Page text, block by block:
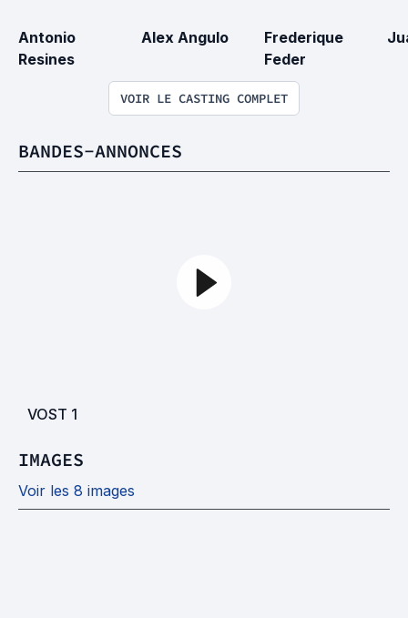
Antonio
Resines
Alex Angulo
Frederique
Feder
VOIR LE CASTING COMPLET
BANDES-ANNONCES
VOST 1
IMAGES
Voir les 8 images